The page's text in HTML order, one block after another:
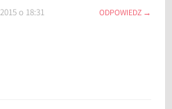
o 18:31 ODPOWIEDZ